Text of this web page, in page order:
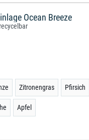
Ocean Breeze
Zitronengras Pfirsich
Apfel